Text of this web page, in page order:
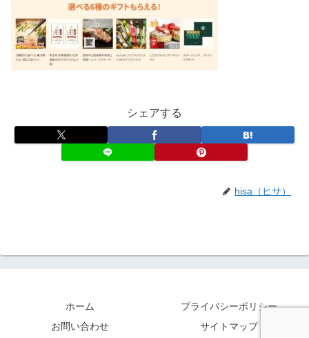
シェアする
hisa（ヒサ）
ホーム
プライバシーポリシー
お問い合わせ
サイトマップ